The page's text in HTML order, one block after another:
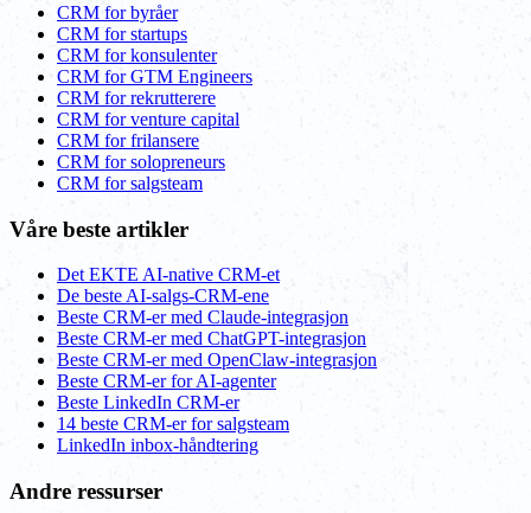
CRM for byråer
CRM for startups
CRM for konsulenter
CRM for GTM Engineers
CRM for rekrutterere
CRM for venture capital
CRM for frilansere
CRM for solopreneurs
CRM for salgsteam
Våre beste artikler
Det EKTE AI-native CRM-et
De beste AI-salgs-CRM-ene
Beste CRM-er med Claude-integrasjon
Beste CRM-er med ChatGPT-integrasjon
Beste CRM-er med OpenClaw-integrasjon
Beste CRM-er for AI-agenter
Beste LinkedIn CRM-er
14 beste CRM-er for salgsteam
LinkedIn inbox-håndtering
Andre ressurser